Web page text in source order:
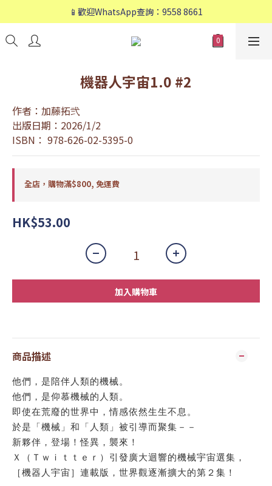
📱歡迎WhatsApp查詢：9558 8661
📱歡迎WhatsApp查詢：9558 8661
❤️會員專享：🛍購物滿💰HK$800，🚚免運費❤️
機器人宇宙1.0 #2
作者：加藤拓弐
出版日期：2026/1/2
ISBN： 978-626-02-5395-0
全店，購物滿$800, 免運費
HK$53.00
加入購物車
商品描述
他們，是陪伴人類的機械。
他們，是仰慕機械的人類。
即使在荒廢的世界中，情感依然生生不息。
於是「機械」和「人類」被引導而聚集－－
新夥伴，登場！怪異，襲來！
Ｘ（Ｔｗｉｔｔｅｒ）引發廣大迴響的機械宇宙選集，
［機器人宇宙］連載版，世界觀逐漸擴大的第２集！